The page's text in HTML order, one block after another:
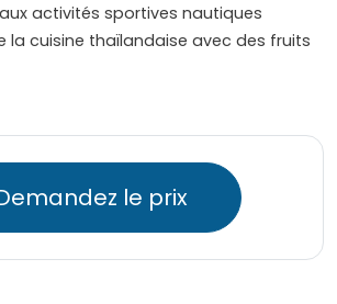
activités sportives nautiques
la cuisine thaïlandaise avec des fruits
le prix